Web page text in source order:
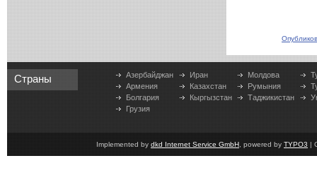
Страны
Азербайджан
Армения
Болгария
Грузия
Иран
Казахстан
Кыргызстан
Молдова
Румыния
Таджикистан
Implemented by dkd Internet Service GmbH , powered by TYPO3 |